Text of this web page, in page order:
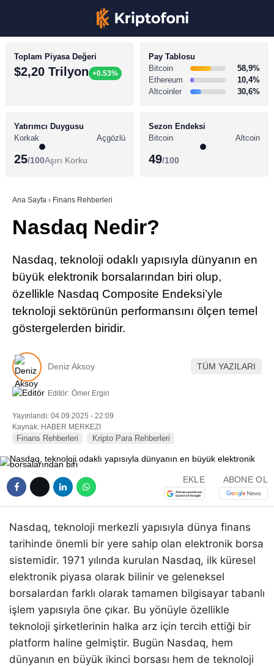
TikTok
Pinterest
BİTCOİN HABERLERİ
ALTCOİN HABERLERİ
SÖZLÜK
Toplam Piyasa Değeri
$2,20 Trilyon +0.53%
Pay Tablosu
Bitcoin
58,9%
Ethereum
10,4%
Altcoinler
30,6%
Yatırımcı Duygusu
Korkak
Açgözlü
25/100Aşırı Korku
Sezon Endeksi
Bitcoin
Altcoin
49/100
Ana Sayfa › Finans Rehberleri
Nasdaq Nedir?
Nasdaq, teknoloji odaklı yapısıyla dünyanın en
büyük elektronik borsalarından biri olup,
özellikle Nasdaq Composite Endeksi’yle
teknoloji sektörünün performansını ölçen temel
göstergelerden biridir.
Deniz Aksoy TÜM YAZILARI
Editör: Ömer Ergin
Yayınlandı: 04.09.2025 - 22:09
Kaynak: HABER MERKEZI
Finans Rehberleri Kripto Para Rehberleri
EKLE ABONE OL
Nasdaq, teknoloji merkezli yapısıyla dünya finans
tarihinde önemli bir yere sahip olan elektronik borsa
sistemidir. 1971 yılında kurulan Nasdaq, ilk küresel
elektronik piyasa olarak bilinir ve geleneksel
borsalardan farklı olarak tamamen bilgisayar tabanlı
işlem yapısıyla öne çıkar. Bu yönüyle özellikle
teknoloji şirketlerinin halka arz için tercih ettiği bir
platform haline gelmiştir. Bugün Nasdaq, hem
dünyanın en büyük ikinci borsası hem de teknoloji